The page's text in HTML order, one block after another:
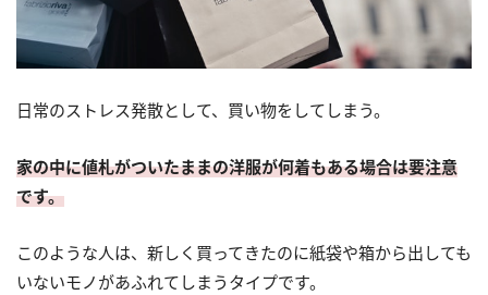
日常のストレス発散として、買い物をしてしまう。
家の中に値札がついたままの洋服が何着もある場合は要注意
です。
このような人は、新しく買ってきたのに紙袋や箱から出しても
いないモノがあふれてしまうタイプです。